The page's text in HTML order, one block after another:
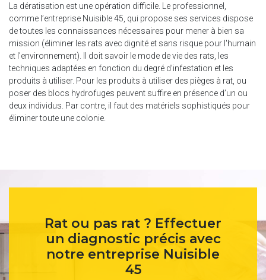
La dératisation est une opération difficile. Le professionnel,
comme l’entreprise Nuisible 45, qui propose ses services dispose
de toutes les connaissances nécessaires pour mener à bien sa
mission (éliminer les rats avec dignité et sans risque pour l'humain
et l’environnement). Il doit savoir le mode de vie des rats, les
techniques adaptées en fonction du degré d’infestation et les
produits à utiliser. Pour les produits à utiliser des pièges à rat, ou
poser des blocs hydrofuges peuvent suffire en présence d’un ou
deux individus. Par contre, il faut des matériels sophistiqués pour
éliminer toute une colonie.
Rat ou pas rat ? Effectuer
un diagnostic précis avec
notre entreprise Nuisible
45